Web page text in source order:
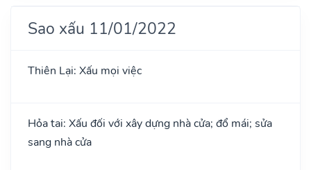
Sao xấu 11/01/2022
Thiên Lại: Xấu mọi việc
Hỏa tai: Xấu đối với xây dựng nhà cửa; đổ mái; sửa
sang nhà cửa